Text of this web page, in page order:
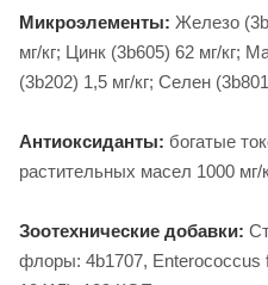
Микроэлементы: Железо
мг/кг; Цинк (3b605) 62 мг/кг;
(3b202) 1,5 мг/кг; Селен
Антиоксиданты: богатые
растительных масел 1000 мг/
Зоотехнические добавки:
флоры: 4b1707, Enterococcus